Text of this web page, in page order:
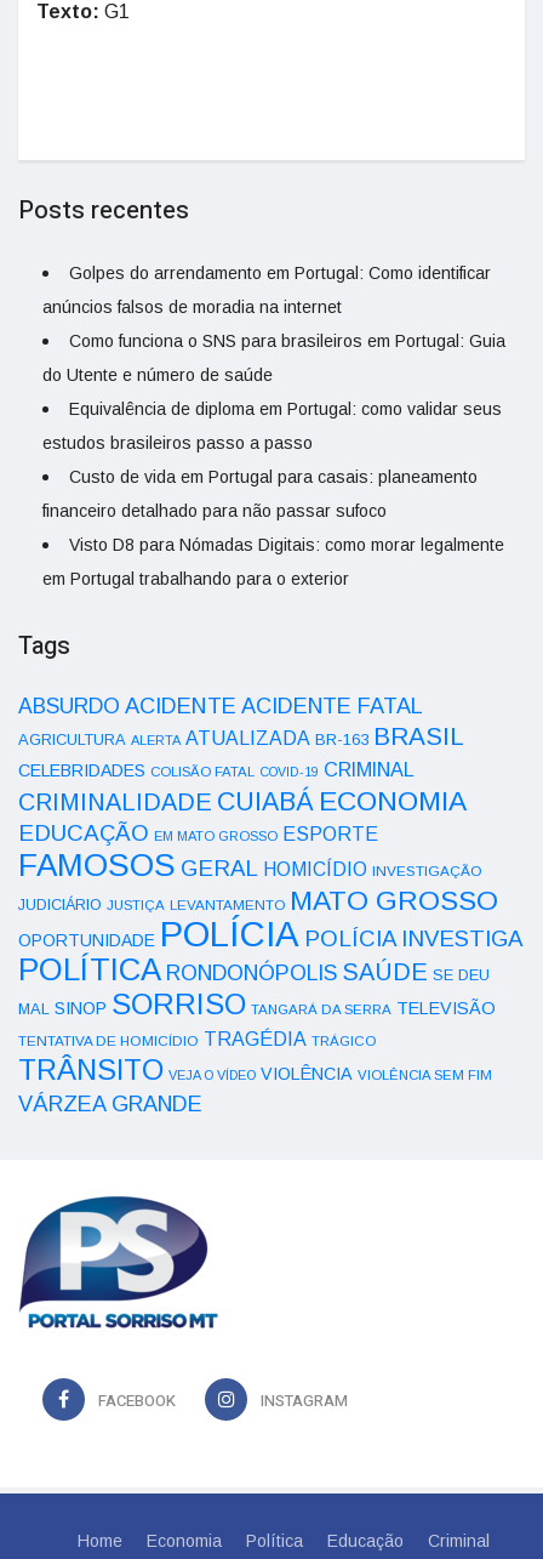
Texto: G1
Posts recentes
Golpes do arrendamento em Portugal: Como identificar
anúncios falsos de moradia na internet
Como funciona o SNS para brasileiros em Portugal: Guia
do Utente e número de saúde
Equivalência de diploma em Portugal: como validar seus
estudos brasileiros passo a passo
Custo de vida em Portugal para casais: planeamento
financeiro detalhado para não passar sufoco
Visto D8 para Nómadas Digitais: como morar legalmente
em Portugal trabalhando para o exterior
Tags
ABSURDO ACIDENTE ACIDENTE FATAL
AGRICULTURA ALERTA ATUALIZADA BR-163 BRASIL
CELEBRIDADES COLISÃO FATAL COVID-19 CRIMINAL
CRIMINALIDADE CUIABÁ ECONOMIA
EDUCAÇÃO EM MATO GROSSO ESPORTE
FAMOSOS GERAL HOMICÍDIO INVESTIGAÇÃO
JUDICIÁRIO JUSTIÇA LEVANTAMENTO MATO GROSSO
OPORTUNIDADE POLÍCIA POLÍCIA INVESTIGA
POLÍTICA RONDONÓPOLIS SAÚDE SE DEU
MAL SINOP SORRISO TANGARÁ DA SERRA TELEVISÃO
TENTATIVA DE HOMICÍDIO TRAGÉDIA TRÁGICO
TRÂNSITO VEJA O VÍDEO VIOLÊNCIA VIOLÊNCIA SEM FIM
VÁRZEA GRANDE
FACEBOOK INSTAGRAM
Home Economia Política Educação Criminal